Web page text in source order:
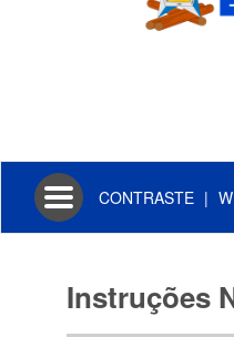
Toggle
navigation
CONTRASTE |
Instruções